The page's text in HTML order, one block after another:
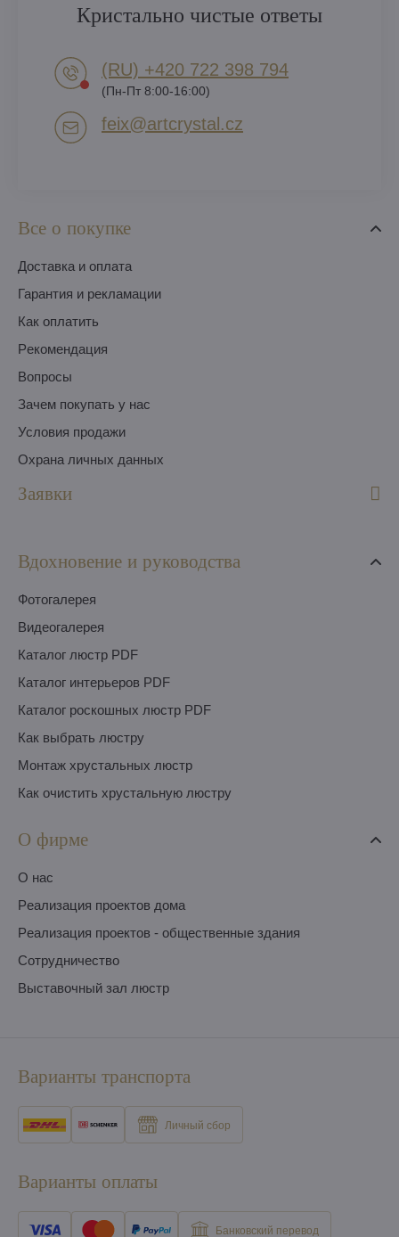
Все о покупке
Доставка и оплата
Гарантия и рекламации
Как оплатить
Pекомендация
Вопросы
Зачем покупать у нас
Условия продажи
Охрана личных данных
Заявки
Вдохновение и руководства
Фотогалерея
Видеогалерея
Каталог люстр PDF
Каталог интерьеров PDF
Каталог роскошных люстр PDF
Как выбрать люстру
Монтаж хрустальных люстр
Как очистить хрустальную люстру
О фирме
O нас
Pеализация проектов дома
Pеализация проектов - общественные здания
Сотрудничество
Выставочный зал люстр
Кристально чистые ответы
(RU) +420 722 398 794​
(Пн-Пт 8:00-16:00)
feix​@artcrystal​.cz
Варианты транспорта
Личный сбор
Варианты оплаты
Банковский перевод